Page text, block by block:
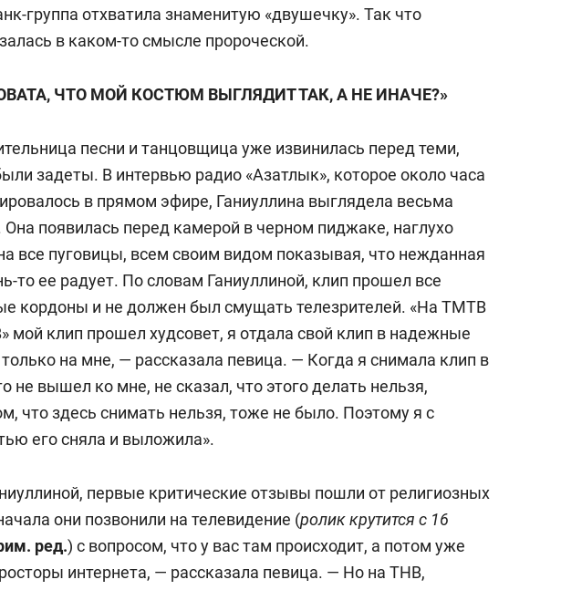
группа отхватила знаменитую «двушечку». Так что
в каком-то смысле пророческой.
ЧТО МОЙ КОСТЮМ ВЫГЛЯДИТ ТАК, А НЕ ИНАЧЕ?»
песни и танцовщица уже извинилась перед теми,
задеты. В интервью радио «Азатлык», которое около часа
в прямом эфире, Ганиуллина выглядела весьма
Она появилась перед камерой в черном пиджаке, наглухо
все пуговицы, всем своим видом показывая, что нежданная
то ее радует. По словам Ганиуллиной, клип прошел все
кордоны и не должен был смущать телезрителей. «На ТМТВ
мой клип прошел худсовет, я отдала свой клип в надежные
только на мне, — рассказала певица. — Когда я снимала клип в
не вышел ко мне, не сказал, что этого делать нельзя,
что здесь снимать нельзя, тоже не было. Поэтому я с
его сняла и выложила».
первые критические отзывы пошли от религиозных
они позвонили на телевидение (ролик крутится с 16
ред.) с вопросом, что у вас там происходит, а потом уже
интернета, — рассказала певица. — Но на ТНВ,